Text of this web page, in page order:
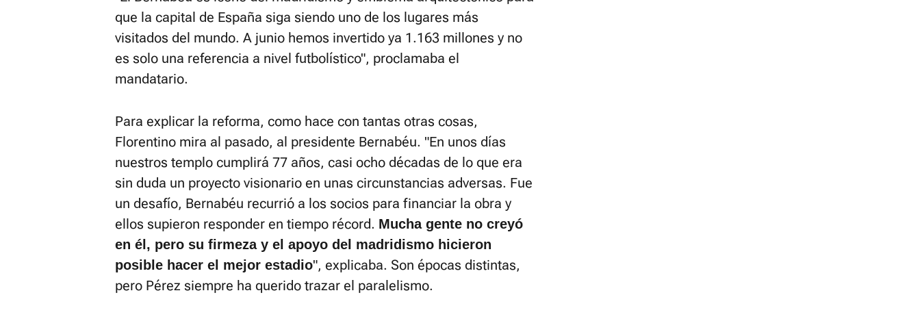
que la capital de España siga siendo uno de los lugares más
visitados del mundo. A junio hemos invertido ya 1.163 millones y no
es solo una referencia a nivel futbolístico", proclamaba el
mandatario.
Para explicar la reforma, como hace con tantas otras cosas,
Florentino mira al pasado, al presidente Bernabéu. "En unos días
nuestros templo cumplirá 77 años, casi ocho décadas de lo que era
sin duda un proyecto visionario en unas circunstancias adversas. Fue
un desafío, Bernabéu recurrió a los socios para financiar la obra y
ellos supieron responder en tiempo récord. Mucha gente no creyó
en él, pero su firmeza y el apoyo del madridismo hicieron
posible hacer el mejor estadio", explicaba. Son épocas distintas,
pero Pérez siempre ha querido trazar el paralelismo.